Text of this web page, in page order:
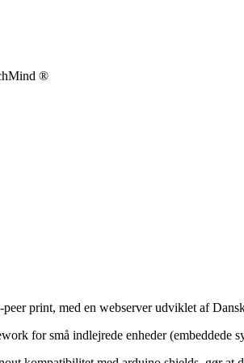
®
print, med en webserver udviklet af
for små indlejrede enheder (embeddede